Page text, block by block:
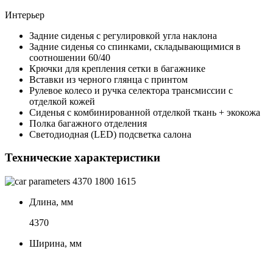
Интерьер
Задние сиденья с регулировкой угла наклона
Задние сиденья со спинками, складывающимися в
соотношении 60/40
Крючки для крепления сетки в багажнике
Вставки из черного глянца с принтом
Рулевое колесо и ручка селектора трансмиссии с
отделкой кожей
Сиденья с комбинированной отделкой ткань + экокожа
Полка багажного отделения
Светодиодная (LED) подсветка салона
Технические характеристики
4370 1800 1615
Длина, мм
4370
Ширина, мм